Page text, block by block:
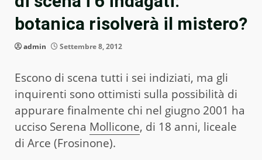
botanica risolverà il mistero?
admin Settembre 8, 2012
Escono di scena tutti i sei indiziati, ma gli
inquirenti sono ottimisti sulla possibilità di
appurare finalmente chi nel giugno 2001 ha
ucciso Serena Mollicone, di 18 anni, liceale
di Arce (Frosinone).